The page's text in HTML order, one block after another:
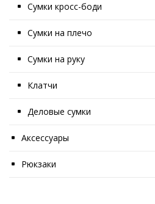
Сумки кросс-боди
Сумки на плечо
Сумки на руку
Клатчи
Деловые сумки
Аксессуары
Рюкзаки